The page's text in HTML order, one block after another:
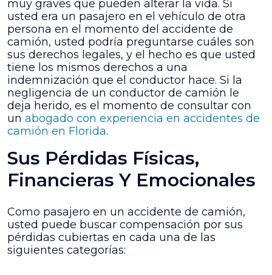
un
accidente
de
camión?
muy graves que pueden alterar la vida. Si
usted era un pasajero en el vehículo de otra
persona en el momento del accidente de
camión, usted podría preguntarse cuáles son
sus derechos legales, y el hecho es que usted
tiene los mismos derechos a una
indemnización que el conductor hace. Si la
negligencia de un conductor de camión le
deja herido, es el momento de consultar con
un abogado con experiencia en accidentes de
camión en Florida.
Sus Pérdidas Físicas,
Financieras Y Emocionales
Como pasajero en un accidente de camión,
usted puede buscar compensación por sus
pérdidas cubiertas en cada una de las
siguientes categorías: